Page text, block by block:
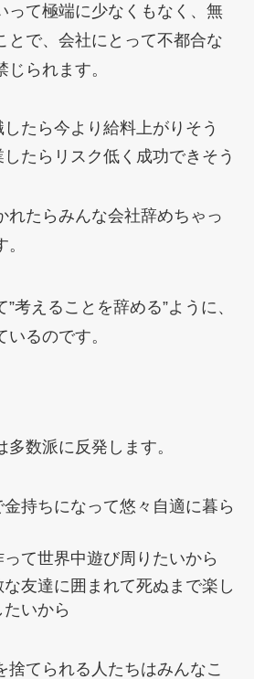
って極端に少なくもなく、無
とで、会社にとって不都合な
られます。
たら今より給料上がりそう
たらリスク低く成功できそう
れたらみんな会社辞めちゃっ
考えることを辞める”ように、
るのです。
数派に反発します。
持ちになって悠々自適に暮ら
て世界中遊び周りたいから
友達に囲まれて死ぬまで楽し
いから
捨てられる人たちはみんなこ